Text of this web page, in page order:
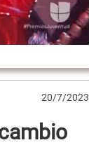
20/7/2023